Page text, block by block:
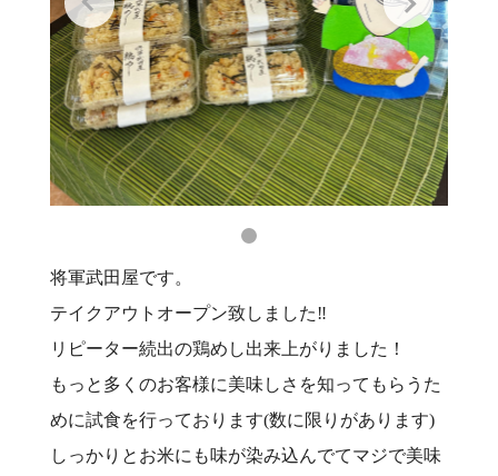
将軍武田屋です。
テイクアウトオープン致しました‼️
リピーター続出の鶏めし出来上がりました！
もっと多くのお客様に美味しさを知ってもらうた
めに試食を行っております(数に限りがあります)
しっかりとお米にも味が染み込んでてマジで美味